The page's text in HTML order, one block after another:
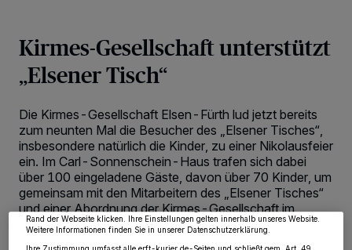
Kirmes-Gesellschaft unterstützt
„Elsener Tisch“
Die Kirmes-Gesellschaft Elsen-Fürth lud jetzt bereits
zum neunten Mal die Besucher des „Elsener Tisches“,
insbesondere natürlich die Kinder, zu einer Nikolausfeier
ein. Im Carl-Sonnenschein-Haus trafen sich dabei
über 100 eingeladene Gäste, davon über 70 Kinder, um
gemeinsam mit den Mitarbeitern des „Elsener Tisches“
und einer Abordnung der Kirmes-Gesellschaft im
feierlichen Rahmen einige schöne vorweihnachtliche
Wir und unsere 218-Partner speichern und greifen auf personenbezogene Daten
wie Browserdaten oder eindeutige Kennungen auf Ihrem Gerät zu. Durch Auswahl
von OK aktivieren Sie Tracking-Technologien für die unter „Wir und unsere
Partner verarbeiten Daten, um Ihnen Dienste bereitzustellen“ aufgeführten
Zwecke. Wenn Tracker deaktiviert sind, sind manche Inhalte und Anzeigen
möglicherweise nicht mehr so relevant für Sie. Sie können dieses Menü jederzeit
wieder aufrufen, um Ihre Einstellungen zu ändern oder Ihre Einwilligung zu
widerrufen, indem Sie auf den Link Einstellungen oder Ablehnen am unteren
Rand der Webseite klicken. Ihre Einstellungen gelten innerhalb unseres Website.
Weitere Informationen finden Sie in unserer Datenschutzerklärung.